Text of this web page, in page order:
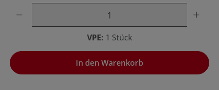
VPE: 1 Stück
In den Warenkorb